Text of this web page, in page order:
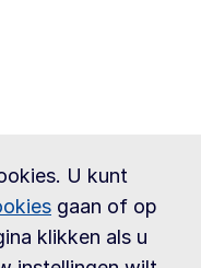
U kunt
gaan of op
klikken als u